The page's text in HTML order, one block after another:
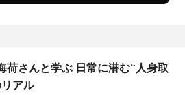
荷さんと学ぶ 日常に潜む“人身取
アル